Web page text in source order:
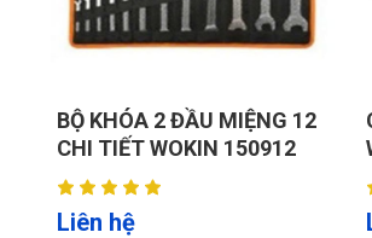
CỜ LÊ VÒNG MIỆNG 23MM
W073225
Liên hệ